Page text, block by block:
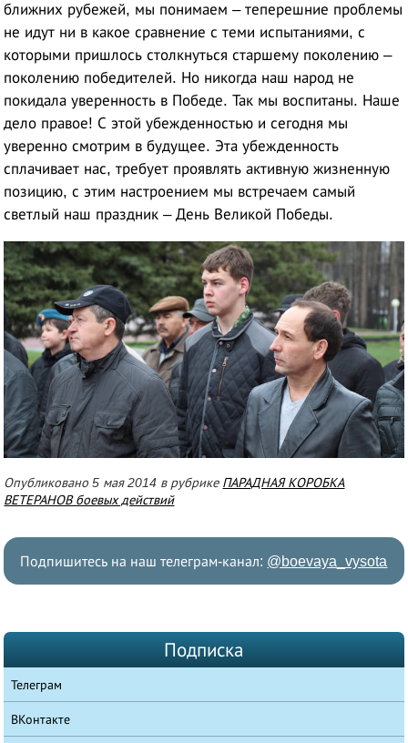
ближних рубежей, мы понимаем – теперешние проблемы
не идут ни в какое сравнение с теми испытаниями, с
которыми пришлось столкнуться старшему поколению –
поколению победителей. Но никогда наш народ не
покидала уверенность в Победе. Так мы воспитаны. Наше
дело правое! С этой убежденностью и сегодня мы
уверенно смотрим в будущее. Эта убежденность
сплачивает нас, требует проявлять активную жизненную
позицию, с этим настроением мы встречаем самый
светлый наш праздник – День Великой Победы.
Опубликовано 5 мая 2014 в рубрике ПАРАДНАЯ КОРОБКА
ВЕТЕРАНОВ боевых действий
Подпишитесь на наш телеграм-канал: @boevaya_vysota
Подписка
Телеграм
ВКонтакте